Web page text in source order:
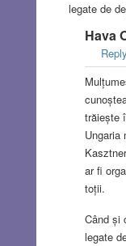
legate de
Hava
Reply
trăiește
Ungaria
ar fi
toții.
Când și
legate